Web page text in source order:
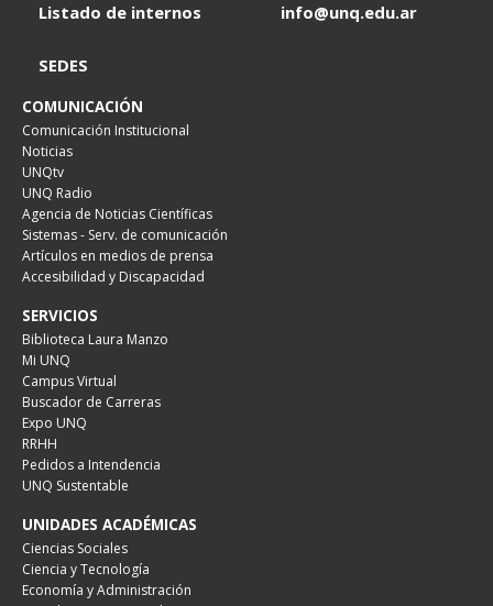
Listado de internos
info@unq.edu.ar
SEDES
COMUNICACIÓN
Comunicación Institucional
Noticias
UNQtv
UNQ Radio
Agencia de Noticias Científicas
Sistemas - Serv. de comunicación
Artículos en medios de prensa
Accesibilidad y Discapacidad
SERVICIOS
Biblioteca Laura Manzo
Mi UNQ
Campus Virtual
Buscador de Carreras
Expo UNQ
RRHH
Pedidos a Intendencia
UNQ Sustentable
UNIDADES ACADÉMICAS
Ciencias Sociales
Ciencia y Tecnología
Economía y Administración